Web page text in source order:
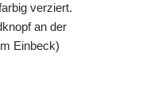
verziert.
an der
Einbeck)